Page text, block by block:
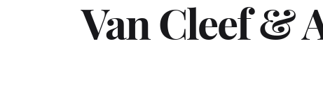
Van Cleef &